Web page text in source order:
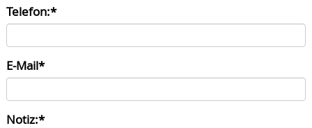
Telefon:*
E-Mail*
Notiz:*